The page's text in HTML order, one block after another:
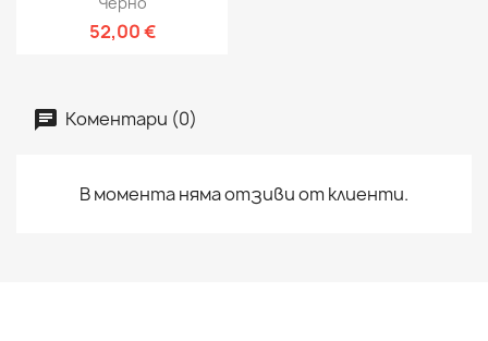
52,00 €
Коментари (0)
В момента няма отзиви от клиенти.